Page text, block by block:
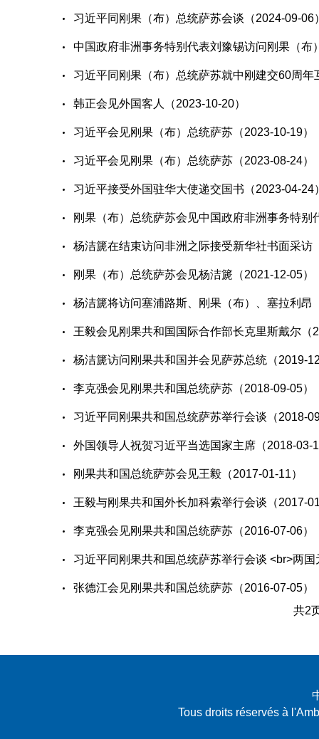
习近平同刚果（布）总统萨苏会谈（2024-09-06
中国政府非洲事务特别代表刘豫锡访问刚果（布
习近平同刚果（布）总统萨苏就中刚建交60周
韩正会见外国客人（2023-10-20）
习近平会见刚果（布）总统萨苏（2023-10-19）
习近平会见刚果（布）总统萨苏（2023-08-24）
习近平接受外国驻华大使递交国书（2023-04-24
刚果（布）总统萨苏会见中国政府非洲事务特别
杨洁篪在结束访问非洲之际接受新华社书面采访
刚果（布）总统萨苏会见杨洁篪（2021-12-05）
杨洁篪将访问塞浦路斯、刚果（布）、塞拉利昂
王毅会见刚果共和国国际合作部长克里斯戴尔（
杨洁篪访问刚果共和国并会见萨苏总统（2019-
李克强会见刚果共和国总统萨苏（2018-09-05）
习近平同刚果共和国总统萨苏举行会谈（2018-
外国领导人祝贺习近平当选国家主席（2018-03-
刚果共和国总统萨苏会见王毅（2017-01-11）
王毅与刚果共和国外长加科索举行会谈（2017-
李克强会见刚果共和国总统萨苏（2016-07-06）
习近平同刚果共和国总统萨苏举行会谈 <br>两
张德江会见刚果共和国总统萨苏（2016-07-05）
共2
Tous droits réservés à